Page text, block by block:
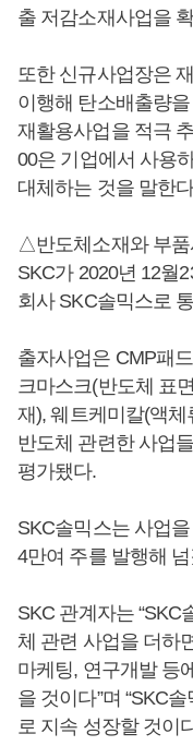
출 저감소재사업을
또한 신규사업장은
이행해 탄소배출량
재활용사업을 적극
00은 기업에서 사용
대체하는 것을 말한
△반도체소재와 부품
SKC가 2020년 12월
회사 SKC솔믹스로
출자사업은 CMP패
크마스크(반도체 표
재), 웨트케미칼(액체
반도체 관련한 사업
평가됐다.
SKC솔믹스는 사업
4만여 주를 발행해
SKC 관계자는 “SKC
체 관련 사업을 더하
마케팅, 연구개발 등
을 것이다”며 “SKC
로 지속 성장할 것이